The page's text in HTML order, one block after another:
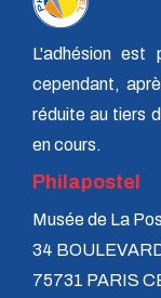
L'adhésion est
cependant,
réduite au tiers
en cours.
Philapostel
Musée de La
34
75731 PARIS